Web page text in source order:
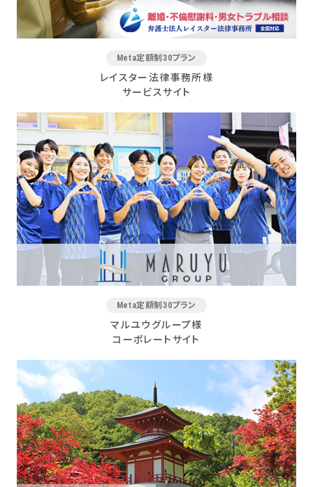
Meta定額制30プラン
レイスター法律事務所様
サービスサイト
Meta定額制30プラン
マルユウグループ様
コーポレートサイト